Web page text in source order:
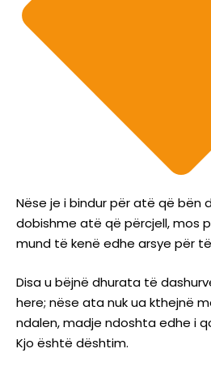
Nëse je i bindur për atë që bën
dobishme atë që përcjell, mos
mund të kenë edhe arsye për
Disa u bëjnë dhurata të
here; nëse ata nuk ua kthejnë
ndalen, madje ndoshta edhe i
Kjo është dështim.